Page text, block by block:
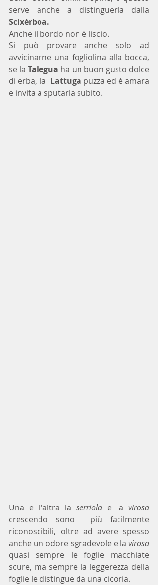
Scixèrboa.
Anche il bordo non è liscio.
Si può provare anche solo ad
avvicinarne una fogliolina alla bocca,
se la Talegua ha un buon gusto dolce
di erba, la Lattuga puzza ed è amara
e invita a sputarla subito.
Una e l'altra la serriola e la virosa
crescendo sono  più facilmente
riconoscibili, oltre ad avere spesso
anche un odore sgradevole e la
quasi sempre le foglie macchiate
scure, ma sempre la leggerezza della
foglie le distingue da una cicoria.